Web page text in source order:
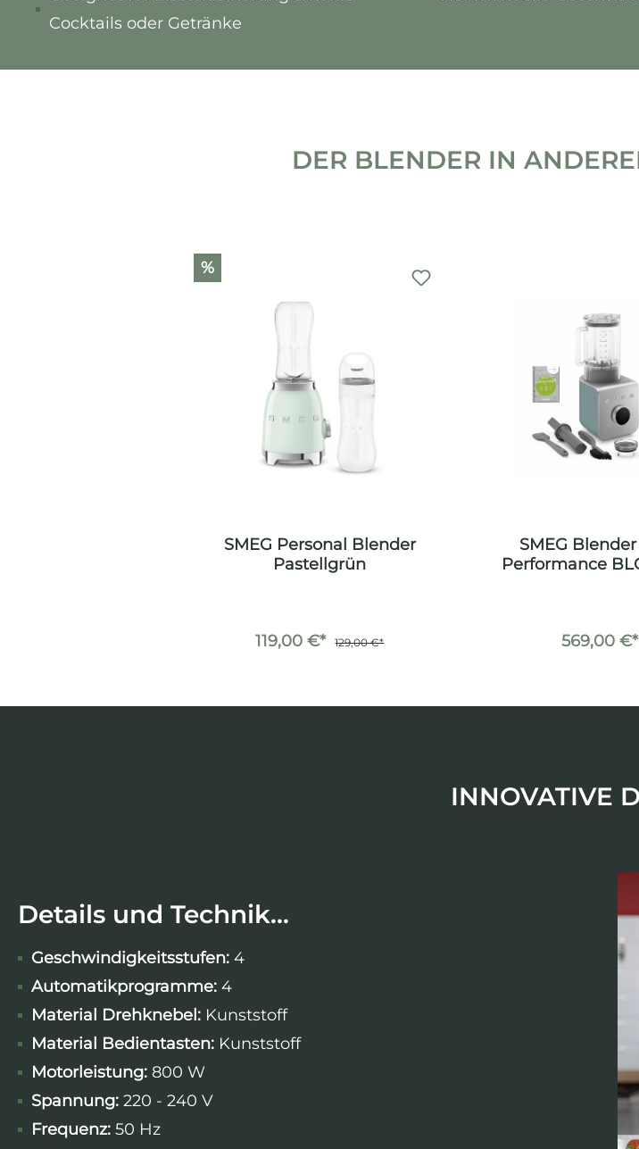
Cocktails oder Getränke
DER BLENDER IN
Produktgalerie überspringen
%
SMEG Personal Blender
Pastellgrün
119,00 €* 129,00 €*
SMEG
Performance
569,00 €*
INNOVATIVE
Details und Technik...
Geschwindigkeitsstufen: 4
Automatikprogramme: 4
Material Drehknebel: Kunststoff
Material Bedientasten: Kunststoff
Motorleistung: 800 W
Spannung: 220 - 240 V
Frequenz: 50 Hz